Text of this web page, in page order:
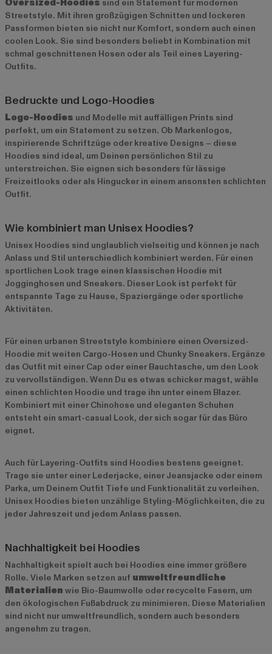
Oversized-Hoodies sind ein Statement für modernen
Streetstyle. Mit ihren großzügigen Schnitten und lockeren
Passformen bieten sie nicht nur Komfort, sondern auch einen
coolen Look. Sie sind besonders beliebt in Kombination mit
schmal geschnittenen Hosen oder als Teil eines Layering-
Outfits.
Bedruckte und Logo-Hoodies
Logo-Hoodies und Modelle mit auffälligen Prints sind
perfekt, um ein Statement zu setzen. Ob Markenlogos,
inspirierende Schriftzüge oder kreative Designs – diese
Hoodies sind ideal, um Deinen persönlichen Stil zu
unterstreichen. Sie eignen sich besonders für lässige
Freizeitlooks oder als Hingucker in einem ansonsten schlichten
Outfit.
Wie kombiniert man Unisex Hoodies?
Unisex Hoodies sind unglaublich vielseitig und können je nach
Anlass und Stil unterschiedlich kombiniert werden. Für einen
sportlichen Look trage einen klassischen Hoodie mit
Jogginghosen und Sneakers. Dieser Look ist perfekt für
entspannte Tage zu Hause, Spaziergänge oder sportliche
Aktivitäten.
Für einen urbanen Streetstyle kombiniere einen Oversized-
Hoodie mit weiten Cargo-Hosen und Chunky Sneakers. Ergänze
das Outfit mit einer Cap oder einer Bauchtasche, um den Look
zu vervollständigen. Wenn Du es etwas schicker magst, wähle
einen schlichten Hoodie und trage ihn unter einem Blazer.
Kombiniert mit einer Chinohose und eleganten Schuhen
entsteht ein smart-casual Look, der sich sogar für das Büro
eignet.
Auch für Layering-Outfits sind Hoodies bestens geeignet.
Trage sie unter einer Lederjacke, einer Jeansjacke oder einem
Parka, um Deinem Outfit Tiefe und Funktionalität zu verleihen.
Unisex Hoodies bieten unzählige Styling-Möglichkeiten, die zu
jeder Jahreszeit und jedem Anlass passen.
Nachhaltigkeit bei Hoodies
Nachhaltigkeit spielt auch bei Hoodies eine immer größere
Rolle. Viele Marken setzen auf umweltfreundliche
Materialien wie Bio-Baumwolle oder recycelte Fasern, um
den ökologischen Fußabdruck zu minimieren. Diese Materialien
sind nicht nur umweltfreundlich, sondern auch besonders
angenehm zu tragen.